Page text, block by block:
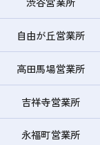
自由が丘営業所
高田馬場営業所
吉祥寺営業所
永福町営業所